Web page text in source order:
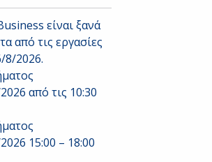
είναι ξανά
από τις εργασίες
8/2026.
από τις 10:30
15:00 – 18:00